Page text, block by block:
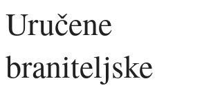
Uručene
braniteljske